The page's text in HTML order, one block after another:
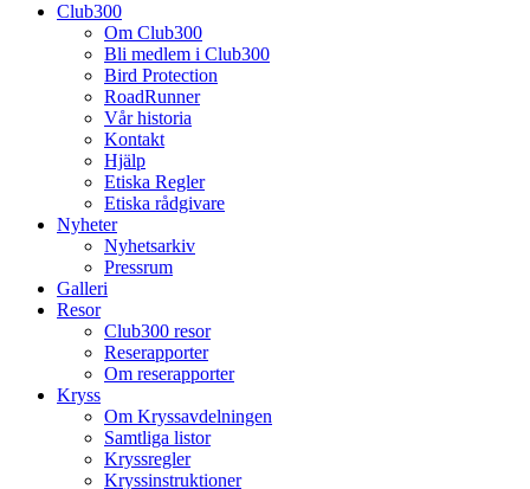
Club300
Om Club300
Bli medlem i Club300
Bird Protection
RoadRunner
Vår historia
Kontakt
Hjälp
Etiska Regler
Etiska rådgivare
Nyheter
Nyhetsarkiv
Pressrum
Galleri
Resor
Club300 resor
Reserapporter
Om reserapporter
Kryss
Om Kryssavdelningen
Samtliga listor
Kryssregler
Kryssinstruktioner